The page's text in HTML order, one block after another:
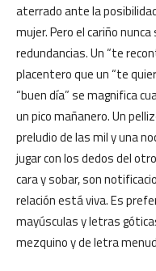
aterrado ante la
mujer. Pero el cariño
redundancias. Un “te
placentero que un “te
“buen día” se magnifica
un pico mañanero. Un
preludio de las mil y una
jugar con los dedos del
cara y sobar, son
relación está viva. Es
mayúsculas y letras
mezquino y de letra